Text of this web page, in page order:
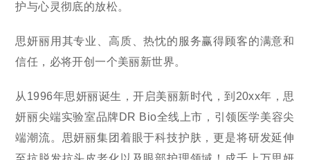
护与心灵彻底的放松。
思妍丽用其专业、高质、热忱的服务赢得顾客的满意和
信任，必将开创一个美丽新世界。
从1996年思妍丽诞生，开启美丽新时代，到20xx年，思
妍丽尖端实验室品牌DR Bio全线上市，引领医学美容尖
端潮流。思妍丽集团着眼于科技护肤，更是将研发延伸